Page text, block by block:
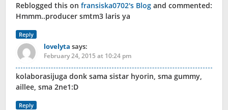
Reblogged this on fransiska0702's Blog and commented:
Hmmm..producer smtm3 laris ya
Reply
lovelyta says:
February 24, 2015 at 10:24 pm
kolaborasijuga donk sama sistar hyorin, sma gummy,
aillee, sma 2ne1:D
Reply